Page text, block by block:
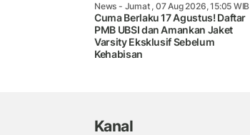
News - Jumat , 07 Aug 2026, 15:05 WIB
Cuma Berlaku 17 Agustus! Daftar
PMB UBSI dan Amankan Jaket
Varsity Eksklusif Sebelum
Kehabisan
Kanal